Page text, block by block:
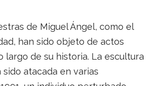
de Miguel Ángel, como el
han sido objeto de actos
largo de su historia. La escultura
sido atacada en varias